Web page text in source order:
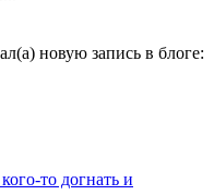
новую запись в блоге:
то догнать и